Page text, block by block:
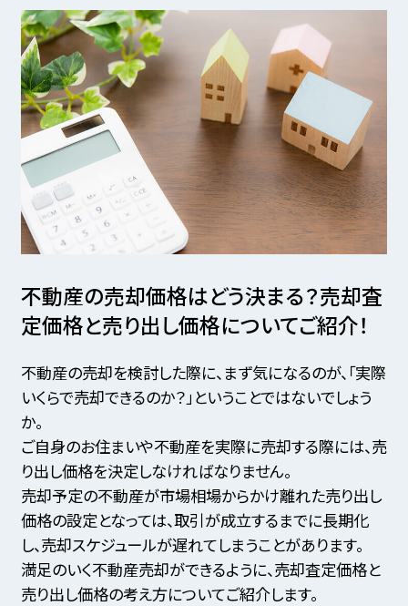
不動産の売却価格はどう決まる？売却査
定価格と売り出し価格についてご紹介！
不動産の売却を検討した際に、まず気になるのが、「実際
いくらで売却できるのか？」ということではないでしょう
か。
ご自身のお住まいや不動産を実際に売却する際には、売
り出し価格を決定しなければなりません。
売却予定の不動産が市場相場からかけ離れた売り出し
価格の設定となっては、取引が成立するまでに長期化
し、売却スケジュールが遅れてしまうことがあります。
満足のいく不動産売却ができるように、売却査定価格と
売り出し価格の考え方についてご紹介します。